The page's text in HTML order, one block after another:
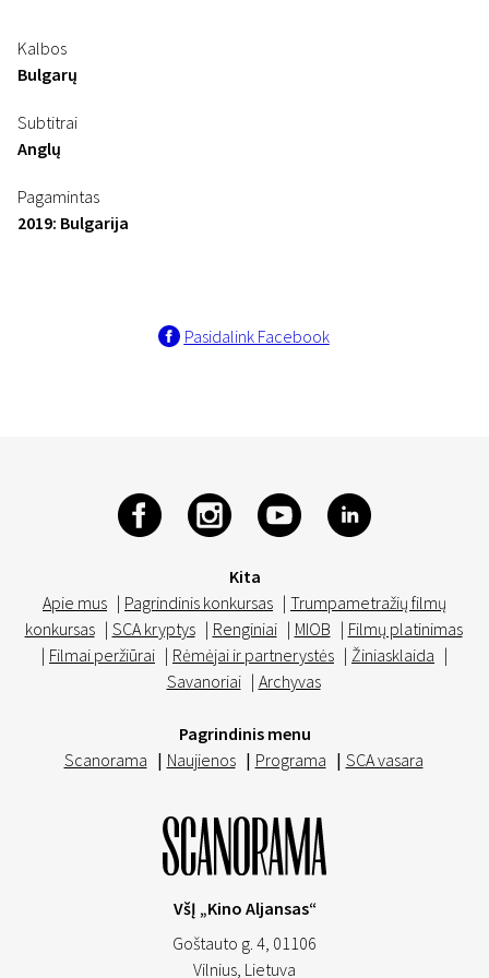
Kalbos
Bulgarų
Subtitrai
Anglų
Pagamintas
2019: Bulgarija
Pasidalink Facebook
Kita
Apie mus | Pagrindinis konkursas | Trumpametražių filmų
konkursas | SCA kryptys | Renginiai | MIOB | Filmų platinimas
| Filmai peržiūrai | Rėmėjai ir partnerystės | Žiniasklaida |
Savanoriai | Archyvas
Pagrindinis menu
Scanorama | Naujienos | Programa | SCA vasara
VšĮ „Kino Aljansas“
Goštauto g. 4, 01106
Vilnius, Lietuva